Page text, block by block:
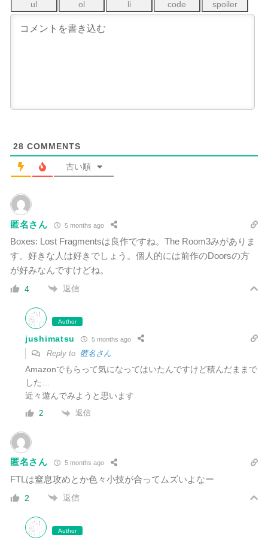
28 COMMENTS
古い順
匿名さん 5 months ago
Boxes: Lost Fragmentsは良作ですね。The Room3みがありま
す。好きな人は好きでしょう。個人的には前作のDoorsの方
が好みなんですけどね。
4 返信
Author
jushimatsu 5 months ago
Reply to 匿名さん
Amazonでもらって気になってはいたんですけど積んだままで
した…
近々遊んでみようと思います
2 返信
匿名さん 5 months ago
FTLは窒息攻めとか色々小技が合ってムズいよなー
2 返信
Author